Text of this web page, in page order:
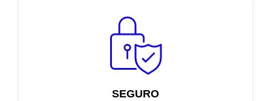
SEGURO